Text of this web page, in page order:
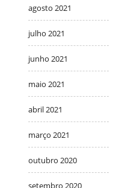
agosto 2021
julho 2021
junho 2021
maio 2021
abril 2021
março 2021
outubro 2020
setembro 2020